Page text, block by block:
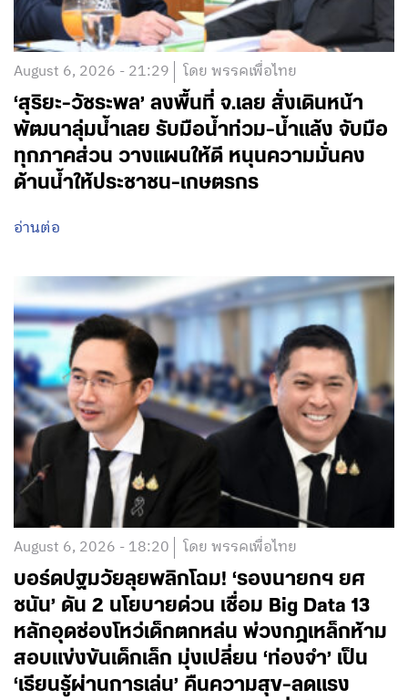
August 6, 2026 - 21:29 โดย พรรคเพื่อไทย
‘สุริยะ-วัชระพล’ ลงพื้นที่ จ.เลย สั่งเดินหน้า
พัฒนาลุ่มน้ำเลย รับมือน้ำท่วม-น้ำแล้ง จับมือ
ทุกภาคส่วน วางแผนให้ดี หนุนความมั่นคง
ด้านน้ำให้ประชาชน-เกษตรกร
อ่านต่อ
August 6, 2026 - 18:20 โดย พรรคเพื่อไทย
บอร์ดปฐมวัยลุยพลิกโฉม! ‘รองนายกฯ ยศ
ชนัน’ ดัน 2 นโยบายด่วน เชื่อม Big Data 13
หลักอุดช่องโหว่เด็กตกหล่น พ่วงกฎเหล็กห้าม
สอบแข่งขันเด็กเล็ก มุ่งเปลี่ยน ‘ท่องจำ’ เป็น
‘เรียนรู้ผ่านการเล่น’ คืนความสุข-ลดแรง